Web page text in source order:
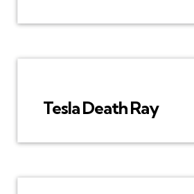
Tesla Death Ray